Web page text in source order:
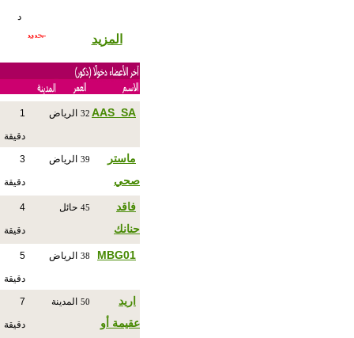
د
المزيد
AAS_SA
32 الرياض 1
دقيقة
ماستر
صحي
39 الرياض 3
دقيقة
فاقد
حنانك
45 حائل 4
دقيقة
MBG01
38 الرياض 5
دقيقة
اريد
عقيمة أو
50 المدينة 7
دقيقة